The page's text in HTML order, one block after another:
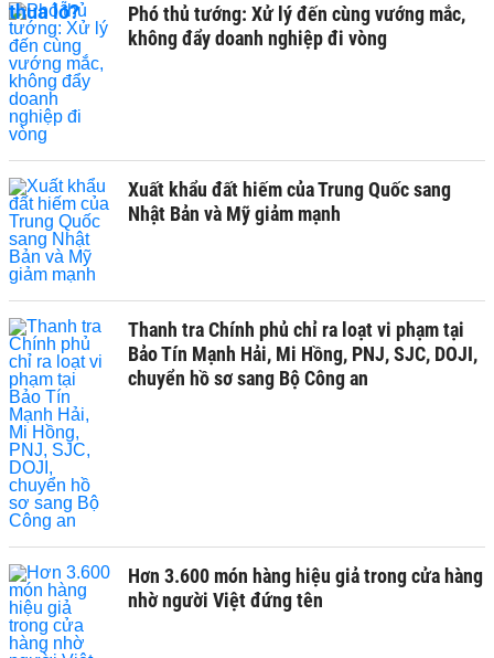
Phó thủ tướng: Xử lý đến cùng vướng mắc,
không đẩy doanh nghiệp đi vòng
Xuất khẩu đất hiếm của Trung Quốc sang
Nhật Bản và Mỹ giảm mạnh
Thanh tra Chính phủ chỉ ra loạt vi phạm tại
Bảo Tín Mạnh Hải, Mi Hồng, PNJ, SJC, DOJI,
chuyển hồ sơ sang Bộ Công an
Hơn 3.600 món hàng hiệu giả trong cửa hàng
nhờ người Việt đứng tên